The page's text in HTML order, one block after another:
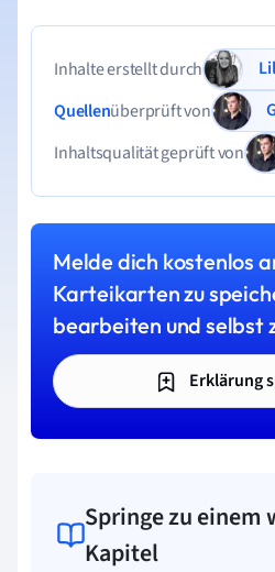
Inhalte erstellt durch
Quellenüberprüft von
Inhaltsqualität geprüft von
Melde dich kostenlos
Karteikarten zu
bearbeiten und selbst
Erklärung
Springe zu einem
Kapitel